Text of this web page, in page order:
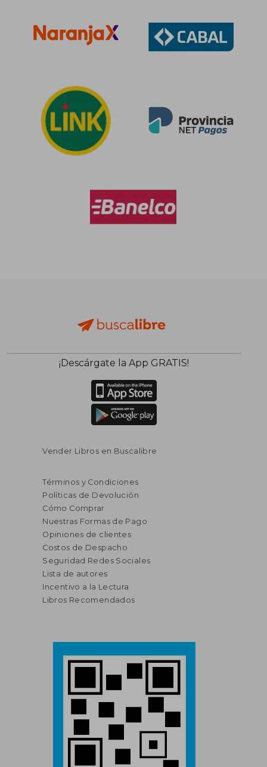
¡Descárgate la App GRATIS!
Vender Libros en Buscalibre
Términos y Condiciones
Políticas de Devolución
Cómo Comprar
Nuestras Formas de Pago
Opiniones de clientes
Costos de Despacho
Seguridad Redes Sociales
Lista de autores
Incentivo a la Lectura
Libros Recomendados